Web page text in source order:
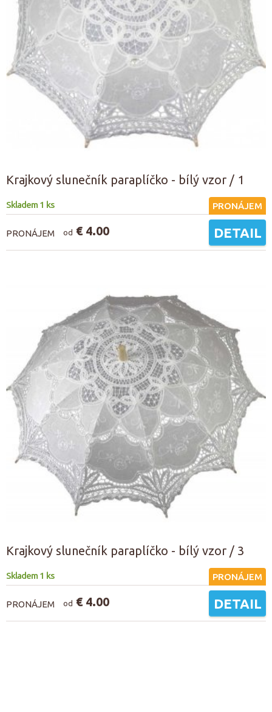
Krajkový slunečník paraplíčko - bílý vzor / 1
Skladem 1 ks PRONÁJEM
PRONÁJEM od € 4.00 DETAIL
Krajkový slunečník paraplíčko - bílý vzor / 3
Skladem 1 ks PRONÁJEM
PRONÁJEM od € 4.00 DETAIL